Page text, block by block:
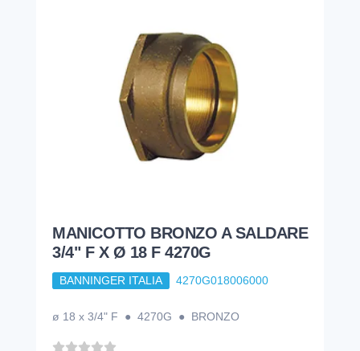
MANICOTTO BRONZO A SALDARE
3/4" F X Ø 18 F 4270G
BANNINGER ITALIA 4270G018006000
ø 18 x 3/4" F ● 4270G ● BRONZO